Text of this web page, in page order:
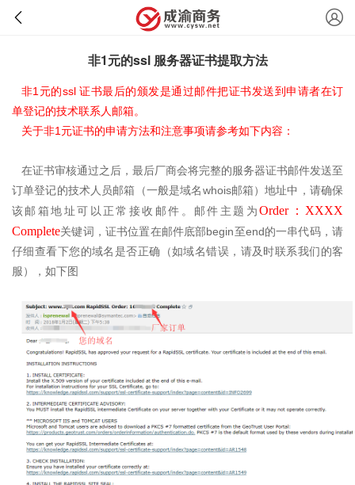
非1元的ssl 服务器证书提取方法
非1 元的ssl证书最后的颁发是通过邮件把证书发送到申请者在订
单登记的技术联系人邮箱。
关于非1 元证书的申请方法和注意事项请参考如下内容：
在证书审核通过之后，最后厂商会将完整的服务器证书邮件发送至
订单登记的技术人员邮箱（一般是域名 whois邮箱）地址中，请确保
该邮箱地址可以正常接收邮件。邮件主题为Order： XXXX
Complete关键词，证书位置在邮件底部begin 至end的一串代码，请
仔细查看下您的域名是否正确（如域名错误，请及时联系我们的客
服），如下图